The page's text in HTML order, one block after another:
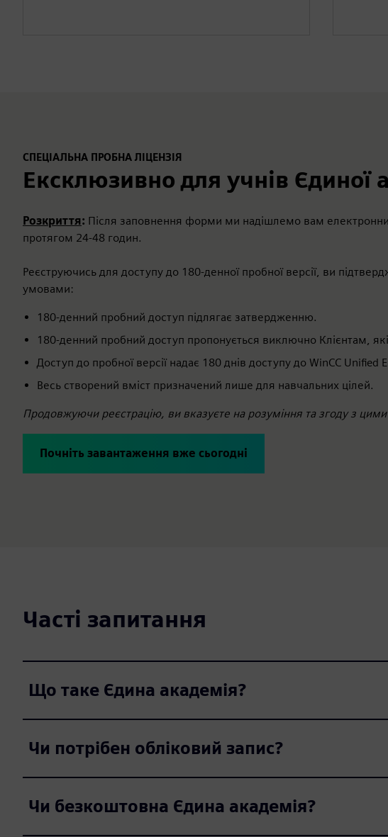
СПЕЦІАЛЬНА ПРОБНА ЛІЦЕНЗІЯ
Ексклюзивно для учнів Єдиної
Розкриття: Після заповнення форми ми надішлемо вам
протягом 24-48 годин.
Реєструючись для доступу до 180-денної пробної версії, ви
умовами:
180-денний пробний доступ підлягає затвердженню.
180-денний пробний доступ пропонується виключно Клієнтам,
Доступ до пробної версії надає 180 днів доступу до WinCC Unified
Весь створений вміст призначений лише для навчальних цілей.
Продовжуючи реєстрацію, ви вказуєте на розуміння та згоду з
Почніть завантаження вже сьогодні
Часті запитання
Що таке Єдина академія?
Чи потрібен обліковий запис?
Чи безкоштовна Єдина академія?